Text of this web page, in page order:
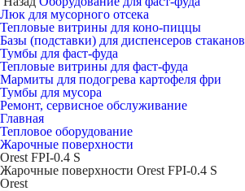
Люк для мусорного отсека
Тепловые витрины для коно-пиццы
Базы (подставки) для диспенсеров стаканов
Тумбы для фаст-фуда
Тепловые витрины для фаст-фуда
Мармиты для подогрева картофеля фри
Тумбы для мусора
Ремонт, сервисное обслуживание
Главная
Тепловое оборудование
Жарочные поверхности
Orest FPI-0.4 S
Жарочные поверхности Orest FPI-0.4 S
Orest